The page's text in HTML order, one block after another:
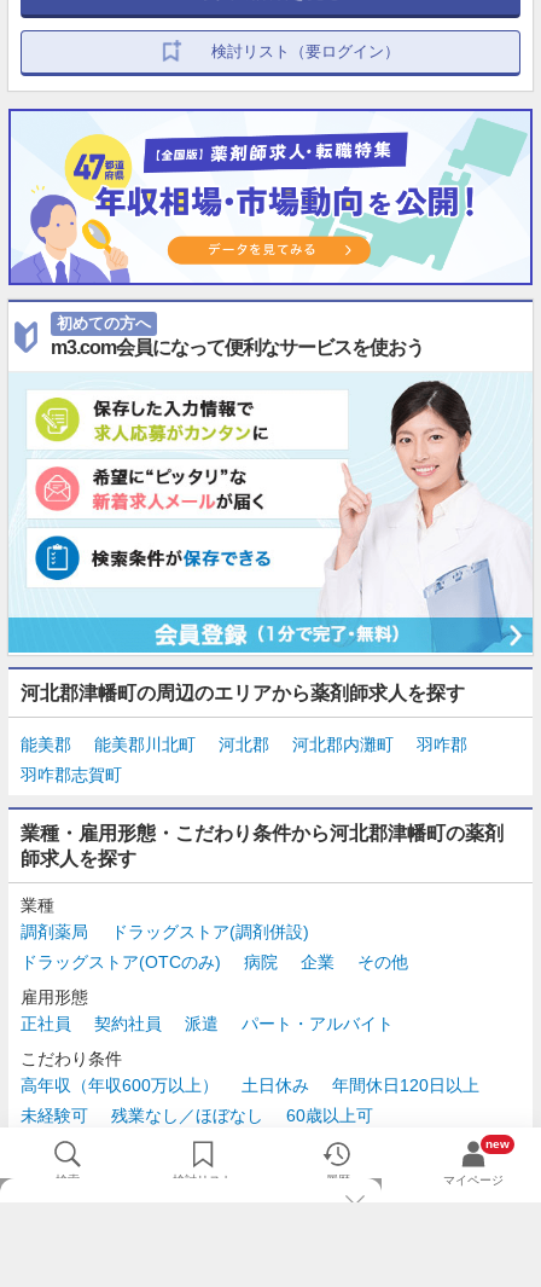
検討リスト（要ログイン）
初めての方へ
m3.com会員になって便利なサービスを使おう
河北郡津幡町の周辺のエリアから薬剤師求人を探す
能美郡 能美郡川北町 河北郡 河北郡内灘町
羽咋郡
羽咋郡志賀町
業種・雇用形態・こだわり条件から河北郡津幡町の薬剤
師求人を探す
業種
調剤薬局
ドラッグストア(調剤併設)
ドラッグストア(OTCのみ)
病院 企業
その他
雇用形態
正社員
契約社員 派遣
パート・アルバイト
こだわり条件
高年収（年収600万以上）
土日休み
年間休日120日以上
未経験可
残業なし／ほぼなし
60歳以上可
時給2,500円以上
検索 検討リスト 履歴
new
マイページ